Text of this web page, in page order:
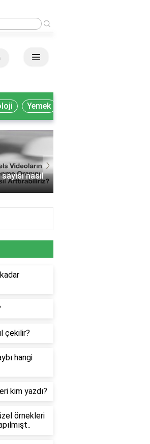
nasıl yararlanır?
Yemek
nasıl
›
çekilir?
hangi
kim yazdı?
örnekleri